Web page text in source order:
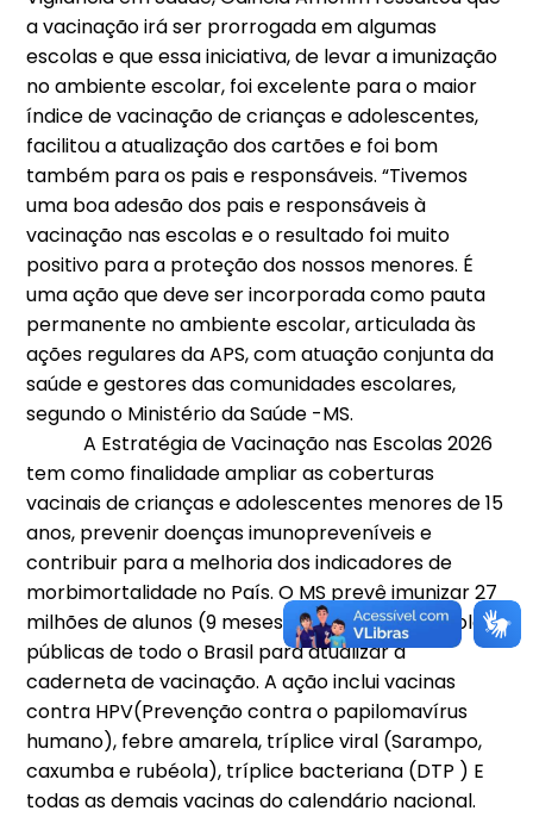
a vacinação irá ser prorrogada em algumas
escolas e que essa iniciativa, de levar a imunização
no ambiente escolar, foi excelente para o maior
índice de vacinação de crianças e adolescentes,
facilitou a atualização dos cartões e foi bom
também para os pais e responsáveis. “Tivemos
uma boa adesão dos pais e responsáveis à
vacinação nas escolas e o resultado foi muito
positivo para a proteção dos nossos menores. É
uma ação que deve ser incorporada como pauta
permanente no ambiente escolar, articulada às
ações regulares da APS, com atuação conjunta da
saúde e gestores das comunidades escolares,
segundo o Ministério da Saúde -MS.
​ A Estratégia de Vacinação nas Escolas 2026
tem como finalidade ampliar as coberturas
vacinais de crianças e adolescentes menores de 15
anos, prevenir doenças imunopreveníveis e
contribuir para a melhoria dos indicadores de
morbimortalidade no País. O MS prevê imunizar 27
milhões de alunos (9 meses a 15 anos) em escolas
públicas de todo o Brasil para atualizar a
caderneta de vacinação. A ação inclui vacinas
contra HPV(Prevenção contra o papilomavírus
humano), febre amarela, tríplice viral (Sarampo,
caxumba e rubéola), tríplice bacteriana (DTP ) E
todas as demais vacinas do calendário nacional.